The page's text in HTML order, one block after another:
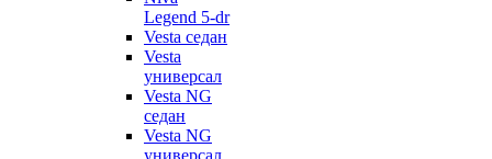
Legend 5-dr
Vesta седан
Vesta
универсал
Vesta NG
седан
Vesta NG
универсал